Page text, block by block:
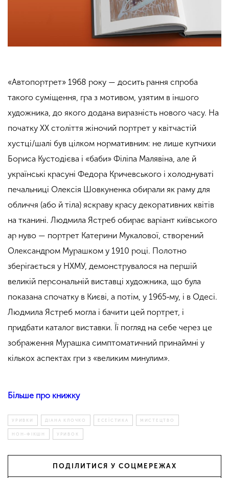
«Автопортрет» 1968 року — досить рання спроба
такого суміщення, гра з мотивом, узятим в іншого
художника, до якого додана виразність нового часу. На
початку ХХ століття жіночий портрет у квітчастій
хустці/шалі був цілком нормативним: не лише купчихи
Бориса Кустодієва і «баби» Філіпа Малявіна, але й
українські красуні Федора Кричевського і холоднуваті
печальниці Олексія Шовкуненка обирали як раму для
обличчя (або й тіла) яскраву красу декоративних квітів
на тканині. Людмила Ястреб обирає варіант київського
ар нуво — портрет Катерини Мукалової, створений
Олександром Мурашком у 1910 році. Полотно
зберігається у НХМУ, демонструвалося на першій
великій персональній виставці художника, що була
показана спочатку в Києві, а потім, у 1965‑му, і в Одесі.
Людмила Ястреб могла і бачити цей портрет, і
придбати каталог виставки. Її погляд на себе через це
зображення Мурашка симптоматичний принаймні у
кількох аспектах гри з «великим минулим».
Більше про книжку
УРИВКИ ДІАНА КЛОЧКО ЕСЕЇСТИКА МИСТЕЦТВО
НОН-ФІКШН УРИВОК
ПОДІЛИТИСЯ У СОЦМЕРЕЖАХ